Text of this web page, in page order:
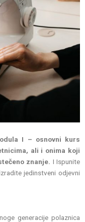
I – osnovni kurs
ali i onima koji
znanje. I Ispunite
jedinstveni odjevni
generacije polaznica